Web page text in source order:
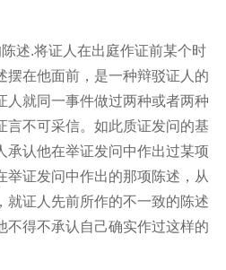
述.将证人在出庭作证前某个时
摆在他面前，是一种辩驳证人的
人就同一事件做过两种或者两种
言不可采信。如此质证发问的基
承认他在举证发问中作出过某项
举证发问中作出的那项陈述，从
就证人先前所作的不一致的陈述
不得不承认自己确实作过这样的